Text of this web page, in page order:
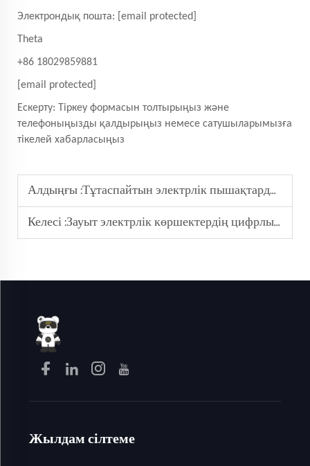
Электрондық пошта: [email protected]
Theta
+86 18029859881
[email protected]
Ескерту: Тіркеу формасын толтырыңыз және
телефоныңызды қалдырыңыз немесе сатушыларымызға
тікелей хабарласыңыз
Алдыңғы :Тұтаспайтын электрлік пышақтардың төменгі және жоғарғы берілістері арасындағы қуат айырмашылығы қандай?
Келесі :Зауыт электрлік көршектердің цифрлық дисплей интерфейсін түзетуге бола ма?
Жылдам сілтеме